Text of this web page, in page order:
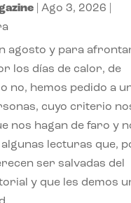
| Ago 3, 2026
agosto y para
los días de calor, de
no, hemos pedido a
cuyo criterio
nos hagan de faro y
lecturas que,
ser salvadas del
y que les demos